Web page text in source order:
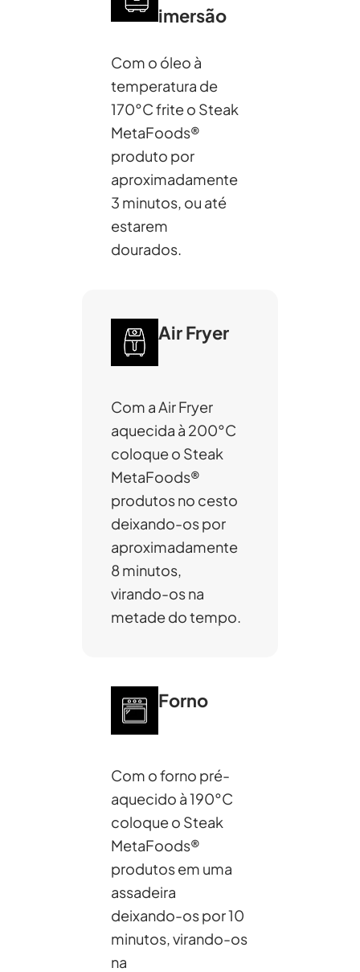
imersão
Com o óleo à
temperatura de
170°C frite o Steak
MetaFoods®
produto por
aproximadamente
3 minutos, ou até
estarem
dourados.
Air Fryer
Com a Air Fryer
aquecida à 200°C
coloque o Steak
MetaFoods®
produtos no cesto
deixando-os por
aproximadamente
8 minutos,
virando-os na
metade do tempo.
Forno
Com o forno pré-
aquecido à 190°C
coloque o Steak
MetaFoods®
produtos em uma
assadeira
deixando-os por 10
minutos, virando-os
na